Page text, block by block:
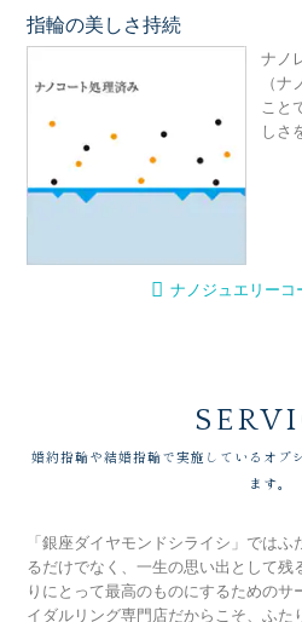
指輪の美しさ持続
ナノ
（
こと
しさ
ナノジュエリーコ
婚約指輪や結婚指輪で実施しているオプ
ます。
「銀座ダイヤモンドシライシ」では
るだけでなく、一生の思い出として残
りにとって最高のものにするための
イダルリング専門店だからこそ、ふ